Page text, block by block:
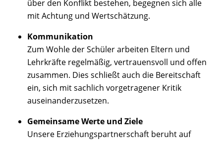
über den Konflikt bestehen, begegnen sich alle
mit Achtung und Wertschätzung.
Kommunikation
Zum Wohle der Schüler arbeiten Eltern und
Lehrkräfte regelmäßig, vertrauensvoll und offen
zusammen. Dies schließt auch die Bereitschaft
ein, sich mit sachlich vorgetragener Kritik
auseinanderzusetzen.
Gemeinsame Werte und Ziele
Unsere Erziehungspartnerschaft beruht auf